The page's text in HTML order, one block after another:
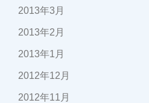
2013年3月
2013年2月
2013年1月
2012年12月
2012年11月